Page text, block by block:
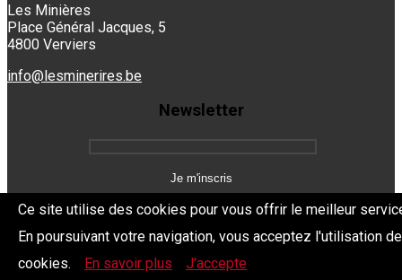
Les Minières
Place Général Jacques, 5
4800 Verviers
info@lesminerires.be
Newsletter
Copyright 2026 Les Mine'Rires - Politique de confidentialité
Ce site utilise des cookies pour vous offrir le meilleur
En poursuivant votre navigation, vous acceptez l'utilisation
cookies.
En savoir plus J'accepte